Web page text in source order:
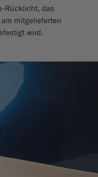
Rücklicht, das
mitgelieferten
wird.